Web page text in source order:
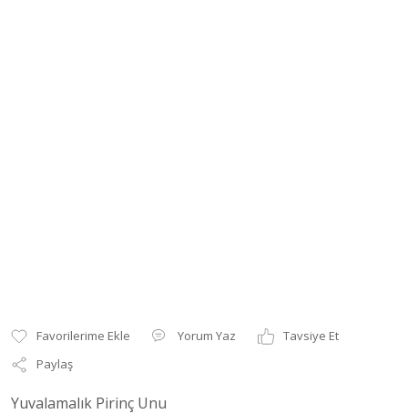
Yorum Yaz
Tavsiye Et
Paylaş
Yuvalamalık Pirinç Unu